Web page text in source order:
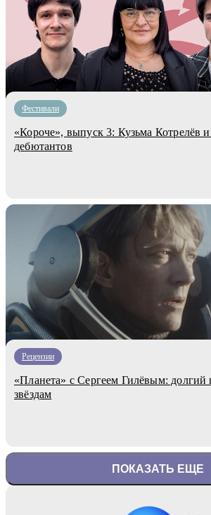
Фестивали
«Короче», выпуск 3: Кузьма Котрелёв
дебютантов
Рецензии
«Планета» с Сергеем Гилёвым: долгий
звёздам
ПОКАЗАТЬ ЕЩЕ